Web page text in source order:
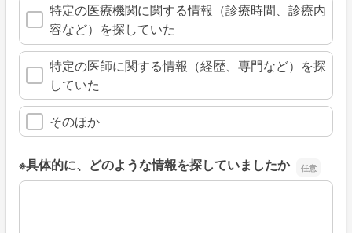
特定の医療機関に関する情報（診療時間、診療内
容など）を探していた
特定の医師に関する情報（経歴、専門など）を探
していた
そのほか
※具体的に、どのような情報を探していましたか
※具体的に、どのような情報を探していましたか